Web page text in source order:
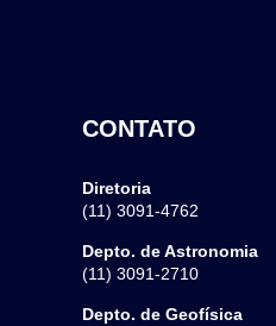
CONTATO
Diretoria
(11) 3091-4762
Depto. de Astronomia
(11) 3091-2710
Depto. de Geofísica